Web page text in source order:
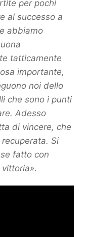
per pochi
al successo a
abbiamo
tatticamente
importante,
noi dello
che sono i punti
Adesso
di vincere, che
Si
fatto con
.